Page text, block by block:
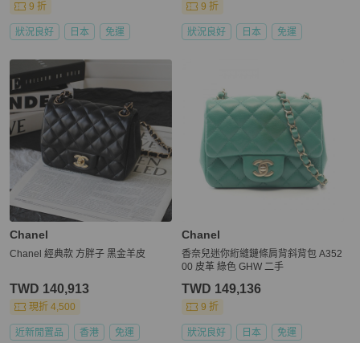
9 折
狀況良好 日本 免運
9 折
狀況良好 日本 免運
Chanel
Chanel 經典款 方胖子 黑金羊皮
TWD 140,913
現折 4,500
近新閒置品 香港 免運
Chanel
香奈兒迷你絎縫鏈條肩背斜背包 A352
00 皮革 綠色 GHW 二手
TWD 149,136
9 折
狀況良好 日本 免運